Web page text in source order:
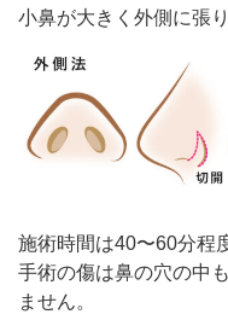
小鼻が大きく外側に張
施術時間は40〜60分程
手術の傷は鼻の穴の中
ません。